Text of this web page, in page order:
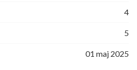
4
5
01 maj 2025